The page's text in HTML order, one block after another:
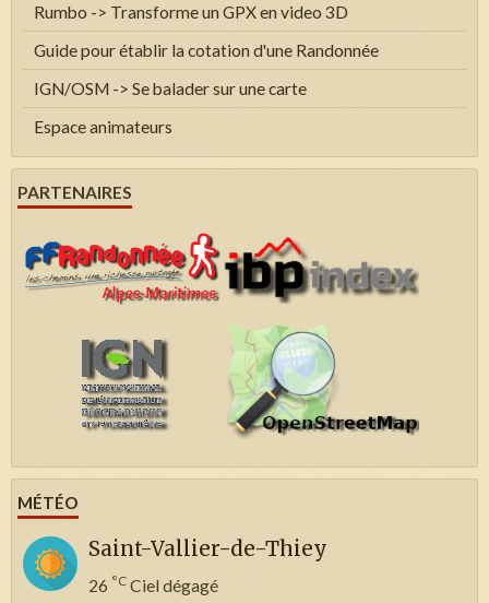
Rumbo -> Transforme un GPX en video 3D
Guide pour établir la cotation d'une Randonnée
IGN/OSM -> Se balader sur une carte
Espace animateurs
PARTENAIRES
MÉTÉO
Saint-Vallier-de-Thiey
26 °C Ciel dégagé